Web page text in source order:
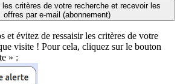
les critères de votre recherche et recevoir les
offres par e-mail (abonnement)
et évitez de ressaisir les critères de votre
visite ! Pour cela, cliquez sur le bouton
» :